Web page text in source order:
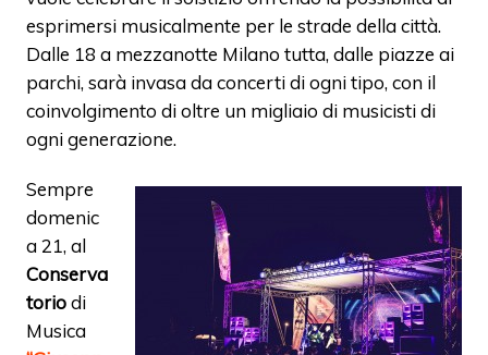
esprimersi musicalmente per le strade della città.
Dalle 18 a mezzanotte Milano tutta, dalle piazze ai
parchi, sarà invasa da concerti di ogni tipo, con il
coinvolgimento di oltre un migliaio di musicisti di
ogni generazione.
Sempre
domenic
a 21, al
Conserva
toriodi
Musica